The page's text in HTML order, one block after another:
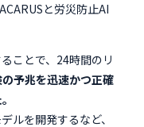
と労災防止AI
ことで、24時間のリ
予兆を迅速かつ正確
ルを開発するなど、